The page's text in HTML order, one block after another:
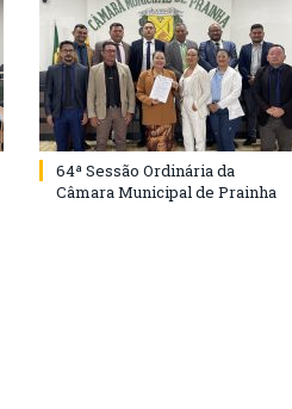
64ª Sessão Ordinária da
Câmara Municipal de Prainha